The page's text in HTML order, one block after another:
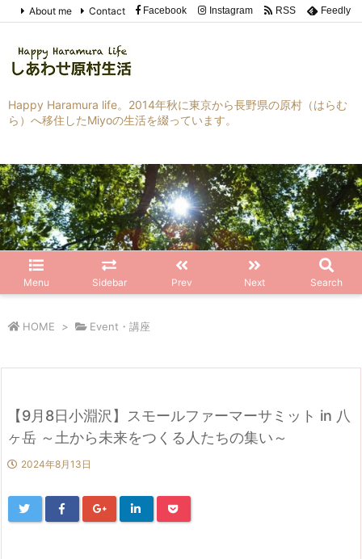
Happy Haramura life。2014年秋に東京から長野県の原村（はらむ
ら）へ移住したMiyoの生活を綴っています。
Menu Sidebar Prev Next Search
About me Contact Facebook Instagram RSS Feedly
HOME > Event・講座
【9月8日小淵沢】スモールファーマーサミット in 八
ヶ岳 ～土から未来をつくる人たちの集い～
2024年8月13日